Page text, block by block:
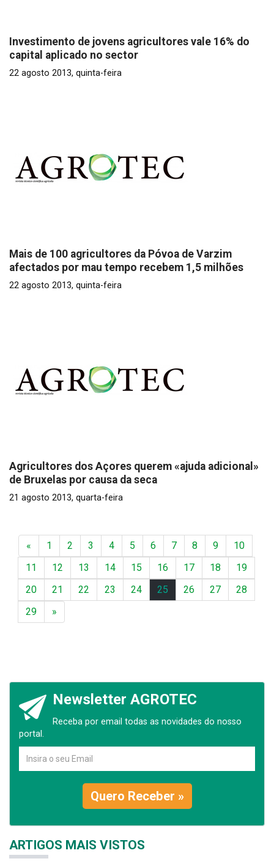
Investimento de jovens agricultores vale 16% do
capital aplicado no sector
22 agosto 2013, quinta-feira
Mais de 100 agricultores da Póvoa de Varzim
afectados por mau tempo recebem 1,5 milhões
22 agosto 2013, quinta-feira
Agricultores dos Açores querem «ajuda adicional»
de Bruxelas por causa da seca
21 agosto 2013, quarta-feira
« 1 2 3 4 5 6 7 8 9
10
11
12 13 14 15 16 17 18
19
20
21 22 23 24 25 26 27
28
29
»
Newsletter AGROTEC
Receba por email todas as novidades do nosso
portal.
Quero Receber »
ARTIGOS MAIS VISTOS